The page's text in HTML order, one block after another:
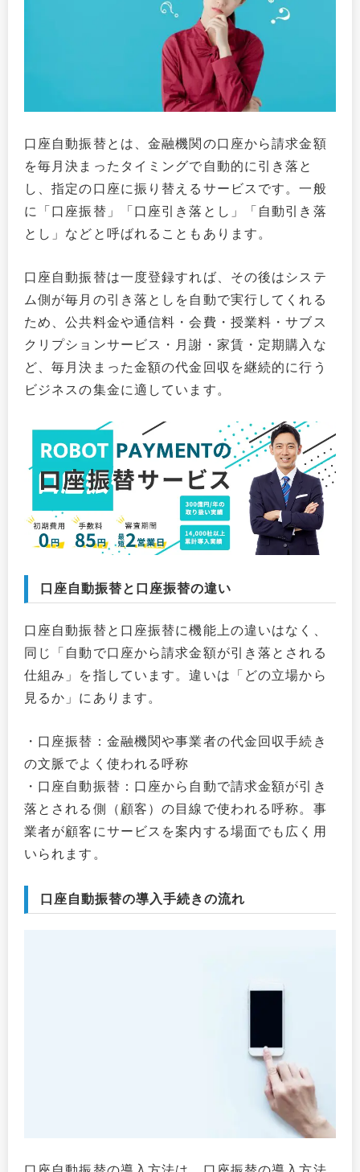
口座自動振替とは、金融機関の口座から請求金額
を毎月決まったタイミングで自動的に引き落と
し、指定の口座に振り替えるサービスです。一般
に「口座振替」「口座引き落とし」「自動引き落
とし」などと呼ばれることもあります。
口座自動振替は一度登録すれば、その後はシステ
ム側が毎月の引き落としを自動で実行してくれる
ため、公共料金や通信料・会費・授業料・サブス
クリプションサービス・月謝・家賃・定期購入な
ど、毎月決まった金額の代金回収を継続的に行う
ビジネスの集金に適しています。
口座自動振替と口座振替の違い
口座自動振替と口座振替に機能上の違いはなく、
同じ「自動で口座から請求金額が引き落とされる
仕組み」を指しています。違いは「どの立場から
見るか」にあります。
・口座振替：金融機関や事業者の代金回収手続き
の文脈でよく使われる呼称
・口座自動振替：口座から自動で請求金額が引き
落とされる側（顧客）の目線で使われる呼称。事
業者が顧客にサービスを案内する場面でも広く用
いられます。
口座自動振替の導入手続きの流れ